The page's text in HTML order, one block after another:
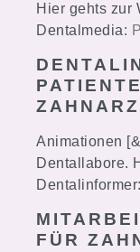
Hier gehts zur
Dentalmedia:
Animationen
Dentallabore.
Dentalinformer:
FÜR